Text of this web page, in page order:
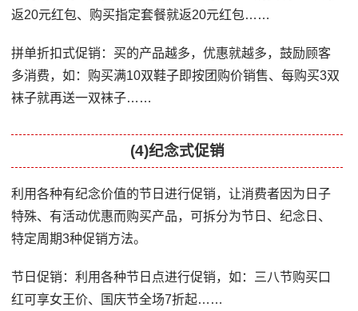
返20元红包、购买指定套餐就返20元红包……
拼单折扣式促销：买的产品越多，优惠就越多，鼓励顾客
多消费，如：购买满10双鞋子即按团购价销售、每购买3双
袜子就再送一双袜子……
(4)纪念式促销
利用各种有纪念价值的节日进行促销，让消费者因为日子
特殊、有活动优惠而购买产品，可拆分为节日、纪念日、
特定周期3种促销方法。
节日促销：利用各种节日点进行促销，如：三八节购买口
红可享女王价、国庆节全场7折起……